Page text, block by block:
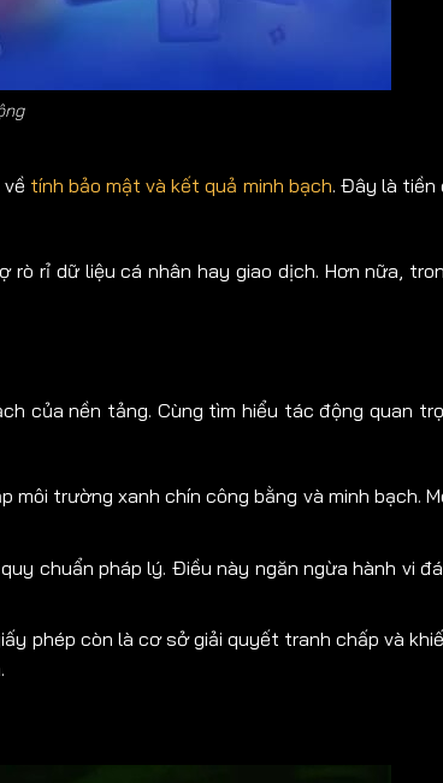
tính bảo mật và kết quả minh bạch. Đây là tiền
rỉ dữ liệu cá nhân hay giao dịch. Hơn nữa,
của nền tảng. Cùng tìm hiểu tác động quan
môi trường xanh chín công bằng và minh bạch.
chuẩn pháp lý. Điều này ngăn ngừa hành vi
phép còn là cơ sở giải quyết tranh chấp và